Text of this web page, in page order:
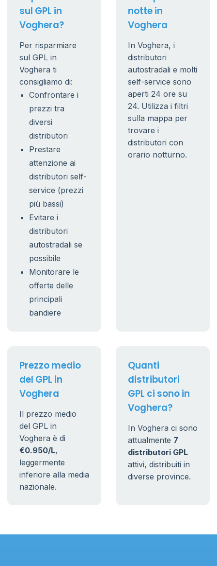
sul GPL in
Voghera?
Per risparmiare
sul GPL in
Voghera ti
consigliamo di:
Confrontare i
prezzi tra
diversi
distributori
Prestare
attenzione ai
distributori self-
service (prezzi
più bassi)
Evitare i
distributori
autostradali se
possibile
Monitorare le
offerte delle
principali
bandiere
notte in
Voghera
In Voghera, i
distributori
autostradali e molti
self-service sono
aperti 24 ore su
24. Utilizza i filtri
sulla mappa per
trovare i
distributori con
orario notturno.
Prezzo medio
del GPL in
Voghera
Il prezzo medio
del GPL in
Voghera è di
€0.950/L,
leggermente
inferiore alla media
nazionale.
Quanti
distributori
GPL ci sono in
Voghera?
In Voghera ci sono
attualmente 7
distributori GPL
attivi, distribuiti in
diverse province.